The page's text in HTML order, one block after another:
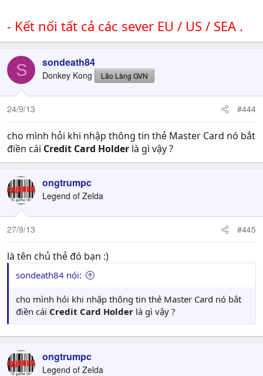
- Kết nối tất cả các sever EU / US / SEA .
S sondeath84
Donkey Kong Lão Làng GVN
24/9/13 #444
cho mình hỏi khi nhập thông tin thẻ Master Card nó bắt
điền cái Credit Card Holder là gì vậy ?
ongtrumpc
Legend of Zelda
27/9/13 #445
là tên chủ thẻ đó bạn :)
sondeath84 nói:
cho mình hỏi khi nhập thông tin thẻ Master Card nó bắt
điền cái Credit Card Holder là gì vậy ?
ongtrumpc
Legend of Zelda